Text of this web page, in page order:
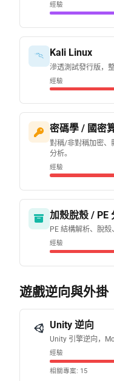
經驗
Kali Linux
滲透測試發行版，
經驗
密碼學 / 國密
對稱/非對稱加密、
分析。
經驗
加殼脫殼 / PE
PE 結構解析、脫殼
經驗
遊戲逆向與外掛
Unity 逆向
Unity 引擎逆向，
經驗
相關專案: 15